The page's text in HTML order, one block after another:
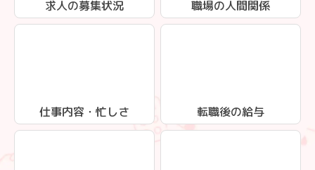
求人の募集状況 職場の人間関係
仕事内容・忙しさ 転職後の給与